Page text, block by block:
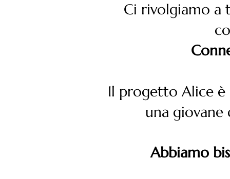
Ci rivolgiamo a
Il progetto Alice è
una giovane
Abbiamo